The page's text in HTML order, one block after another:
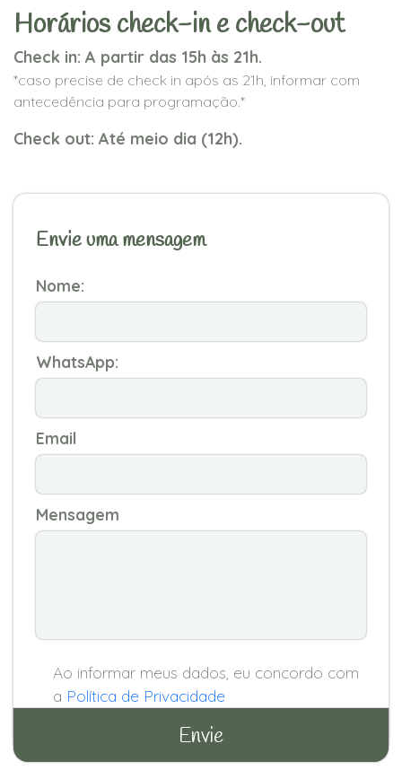
Horários check-in e check-out
Check in: A partir das 15h às 21h.
*caso precise de check in após as 21h, informar com
antecedência para programação.*
Check out: Até meio dia (12h).
Envie uma mensagem
Nome:
WhatsApp:
Email
Mensagem
Ao informar meus dados, eu concordo com
a Política de Privacidade